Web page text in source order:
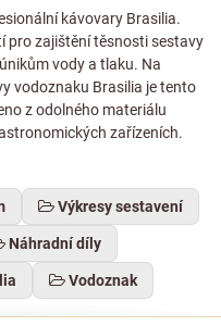
kávovary Brasilia.
pro zajištění těsnosti sestavy
vody a tlaku. Na
vodoznaku Brasilia je tento
z odolného materiálu
zařízeních.
Výkresy sestavení
Náhradní díly
Vodoznak